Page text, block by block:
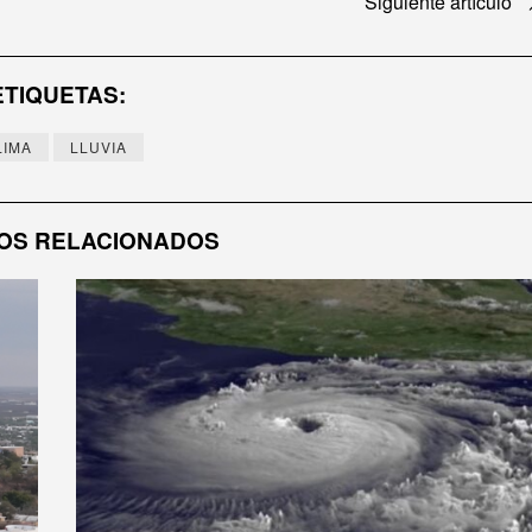
LLUVIA
RELACIONADOS